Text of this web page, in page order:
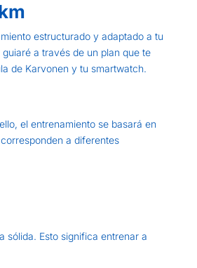
estructurado y adaptado a tu
a través de un plan que te
de Karvonen y tu smartwatch.
el entrenamiento se basará en
a diferentes
sólida. Esto significa entrenar a